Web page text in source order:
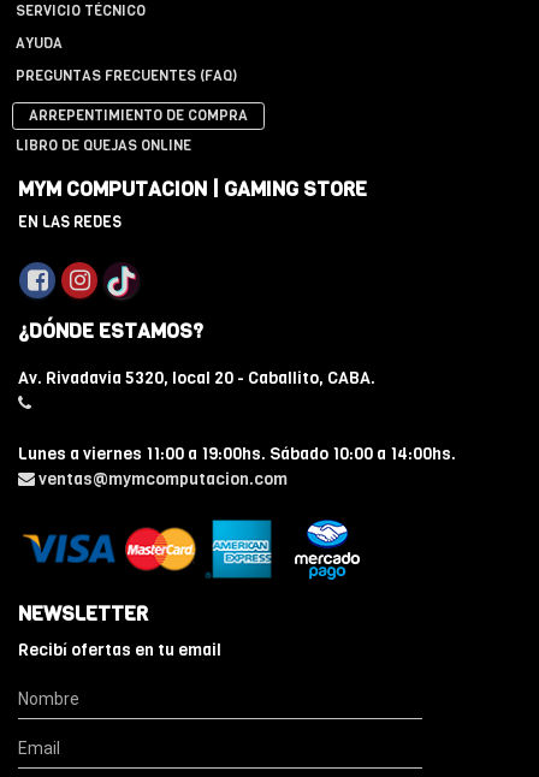
SERVICIO TÉCNICO
AYUDA
PREGUNTAS FRECUENTES (FAQ)
ARREPENTIMIENTO DE COMPRA
LIBRO DE QUEJAS ONLINE
MYM COMPUTACION | GAMING STORE
EN LAS REDES
¿DÓNDE ESTAMOS?
Av. Rivadavia 5320, local 20 - Caballito, CABA.
Lunes a viernes 11:00 a 19:00hs. Sábado 10:00 a 14:00hs.
ventas@mymcomputacion.com
NEWSLETTER
Recibí ofertas en tu email